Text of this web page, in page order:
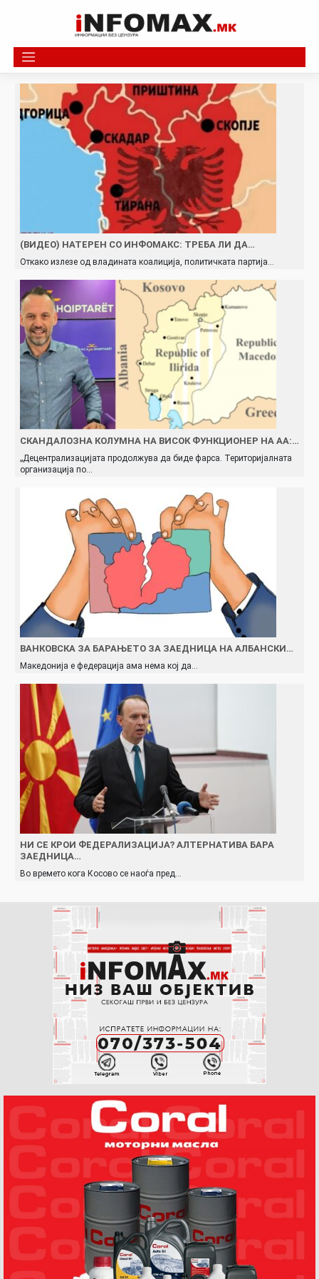
(ВИДЕО) НАТЕРЕН СО ИНФОМАКС: ТРЕБА ЛИ ДА…
Откако излезе од владината коалиција, политичката партија…
СКАНДАЛОЗНА КОЛУМНА НА ВИСОК ФУНКЦИОНЕР НА АА:…
„Децентрализацијата продолжува да биде фарса. Територијалната
организација по…
ВАНКОВСКА ЗА БАРАЊЕТО ЗА ЗАЕДНИЦА НА АЛБАНСКИ…
Македонија е федерација ама нема кој да…
НИ СЕ КРОИ ФЕДЕРАЛИЗАЦИЈА? АЛТЕРНАТИВА БАРА
ЗАЕДНИЦА…
Во времето кога Косово се наоѓа пред…